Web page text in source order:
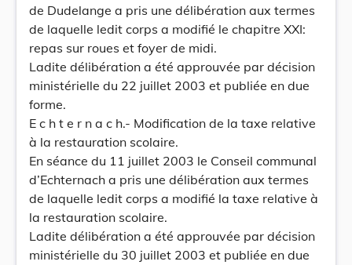
de Dudelange a pris une délibération aux termes
de laquelle ledit corps a modifié le chapitre XXI:
repas sur roues et foyer de midi.
Ladite délibération a été approuvée par décision
ministérielle du 22 juillet 2003 et publiée en due
forme.
E c h t e r n a c h.- Modification de la taxe relative
à la restauration scolaire.
En séance du 11 juillet 2003 le Conseil communal
d’Echternach a pris une délibération aux termes
de laquelle ledit corps a modifié la taxe relative à
la restauration scolaire.
Ladite délibération a été approuvée par décision
ministérielle du 30 juillet 2003 et publiée en due